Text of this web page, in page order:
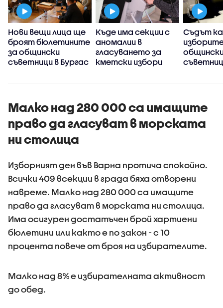
Нови вещи лица ще
броят бюлетините
за общински
съветници в Бургас
Къде има секции с
аномалии в
гласуването за
кметски избори
Съдът
Малко над 280 000 са имащите
право да гласуват в морската
ни столица
Изборният ден във Варна протича спокойно.
Всички 409 всекции в града бяха отворени
навреме. Малко над 280 000 са имащите
право да гласуват в морската ни столица.
Има осигурен достатъчен брой хартиени
бюлетини или както е по закон - с 10
процента повече от броя на избирателите.
Малко над 8% е избирателната активност
до обед.